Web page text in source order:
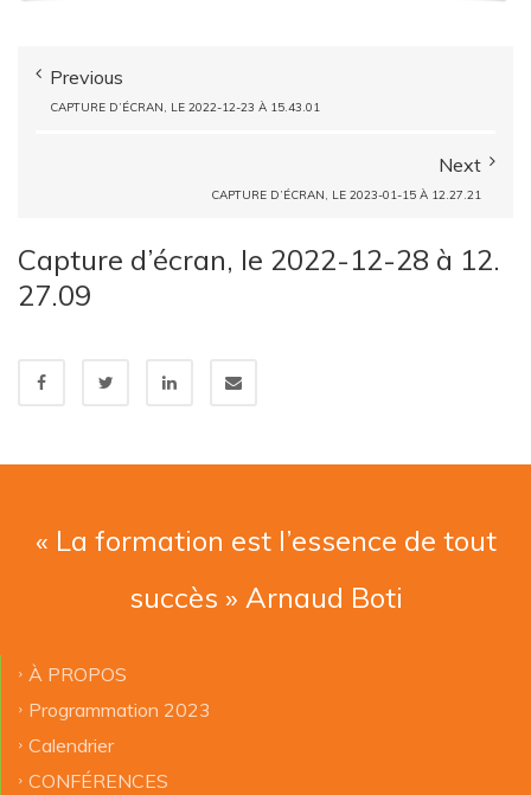
Previous
CAPTURE D’ÉCRAN, LE 2022-12-23 À 15.43.01
Next
CAPTURE D’ÉCRAN, LE 2023-01-15 À 12.27.21
Capture d’écran, le 2022-12-28 à 12.
27.09
« La formation est l’essence de tout
succès » Arnaud Boti
À PROPOS
Programmation 2023
Calendrier
CONFÉRENCES